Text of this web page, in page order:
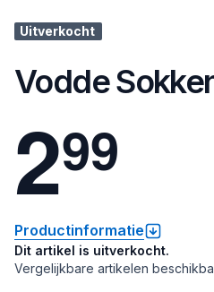
Uitverkocht
Vodde
299
Productinformatie
Dit artikel is uitverkocht.
Vergelijkbare artikelen